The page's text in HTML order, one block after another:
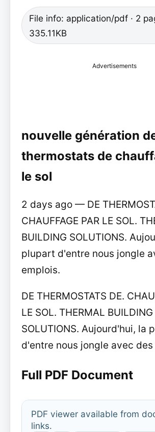
File info: application/pdf · 2
335.11KB
Advertisements
nouvelle génération
thermostats de
le sol
2 days ago — DE
CHAUFFAGE PAR LE SOL.
BUILDING SOLUTIONS.
plupart d'entre nous jongle
emplois.
DE THERMOSTATS DE.
LE SOL. THERMAL BUILDING
SOLUTIONS. Aujourd'hui, la
d'entre nous jongle avec
Full PDF Document
PDF viewer available from
links.